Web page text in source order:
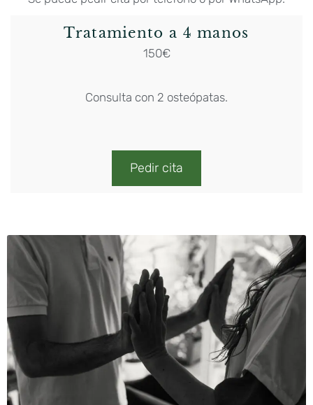
Tratamiento a 4 manos
150€
Consulta con 2 osteópatas.
Pedir cita